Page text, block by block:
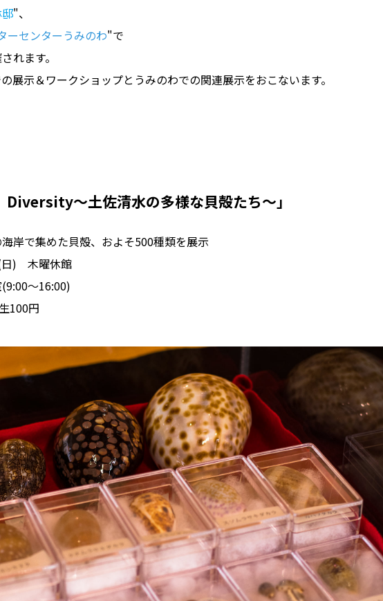
"、
ーセンターうみのわ"で
れます。
展示＆ワークショップとうみのわでの関連展示をおこないます。
～土佐清水の多様な貝殻たち～」
岸で集めた貝殻、およそ500種類を展示
) 木曜休館
～16:00)
100円